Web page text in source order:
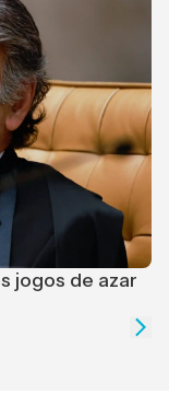
jogos de azar